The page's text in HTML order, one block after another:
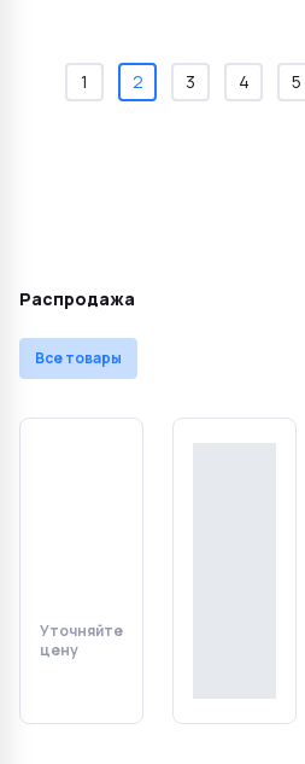
1 2 3 4 5
Распродажа
Все товары
Уточняйте
цену